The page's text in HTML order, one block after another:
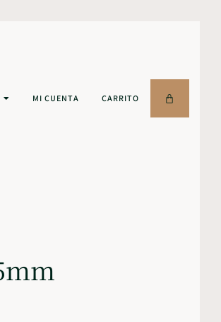
MI CUENTA CARRITO